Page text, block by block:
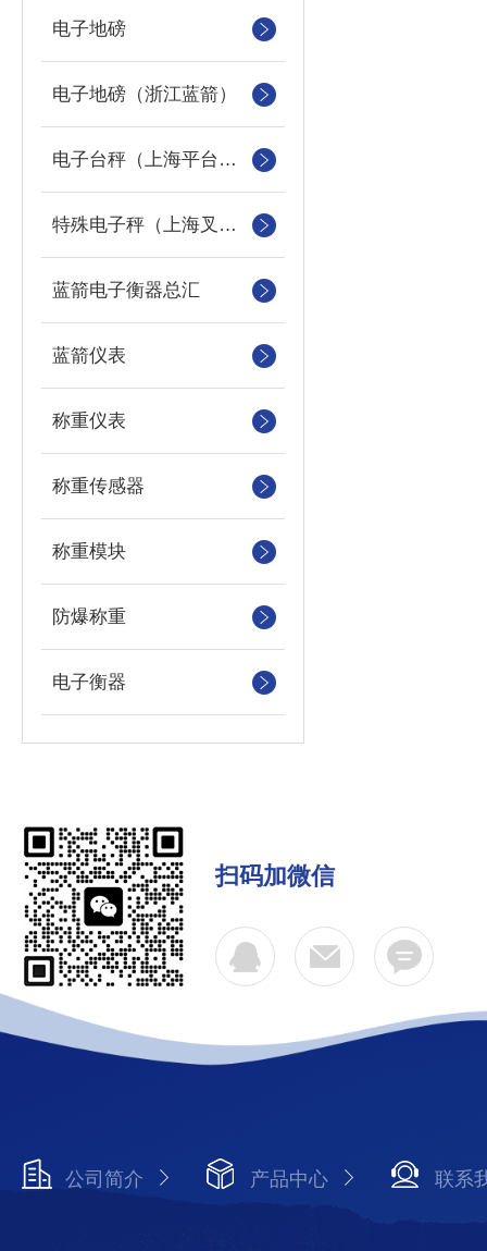
电子地磅
电子地磅（浙江蓝箭）
电子台秤（上海平台称）
特殊电子秤（上海叉车秤）
蓝箭电子衡器总汇
蓝箭仪表
称重仪表
称重传感器
称重模块
防爆称重
电子衡器
扫码加微信
公司简介 产品中心 联系